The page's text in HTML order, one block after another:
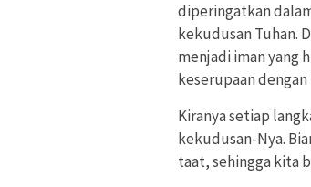
diperingatkan
kekudusan Tuhan.
menjadi iman yang
keserupaan dengan
Kiranya setiap
kekudusan-Nya.
taat, sehingga kita